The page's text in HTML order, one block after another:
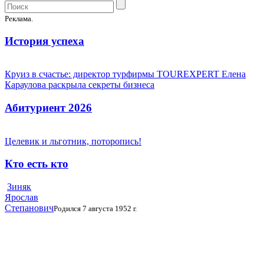
Реклама.
История успеха
Круиз в счастье: директор турфирмы TOUREXPERT Елена
Караулова раскрыла секреты бизнеса
Абитуриент 2026
Целевик и льготник, поторопись!
Кто есть кто
Зиняк
Ярослав
СтепановичРодился 7 августа 1952 г.